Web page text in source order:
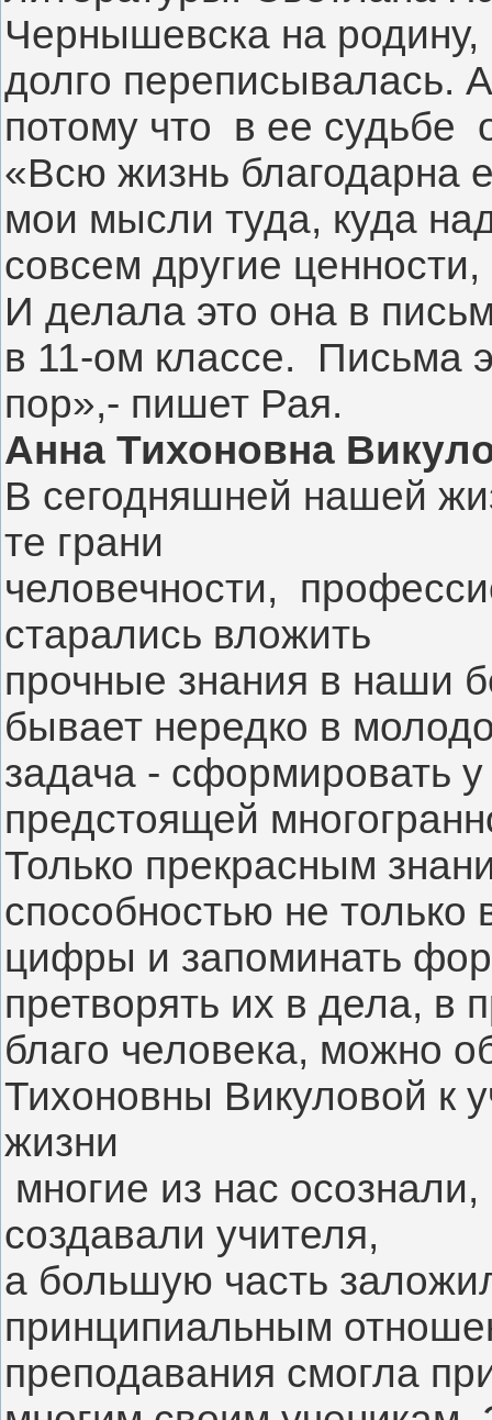
Чернышевска на
долго переписывалась.
потому что  в ее судьбе
«Всю жизнь благодарна
мои мысли туда, куда
совсем другие
И делала это она в
в 11-ом классе.  Письма
пор»,- пишет Рая.
Анна Тихоновна
В сегодняшней нашей
те грани
человечности,
старались вложить
прочные знания в наши
бывает нередко в
задача - сформировать
предстоящей
Только прекрасным
способностью не только
цифры и запоминать
претворять их в дела, в
благо человека, можно
Тихоновны Викуловой к
жизни
многие из нас
создавали учителя,
а большую часть
принципиальным
преподавания смогла